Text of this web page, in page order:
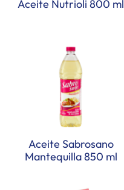
Aceite Nutrioli 800 ml
Aceite Sabrosano
Mantequilla 850 ml